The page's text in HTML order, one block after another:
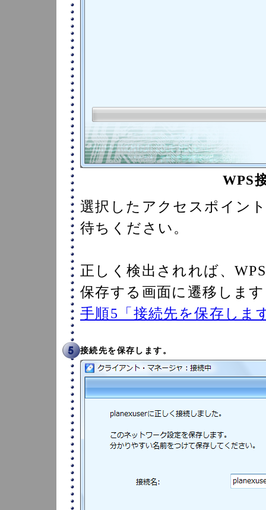
WPS
選択したアクセスポイン
待ちください。
正しく検出されれば、
保存する画面に遷移しま
手順5「接続先を保存しま
接続先を保存します。